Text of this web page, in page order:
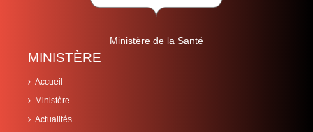
Ministère de la Santé
MINISTÈRE
Accueil
Ministère
Actualités